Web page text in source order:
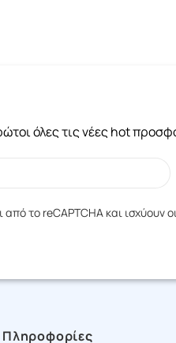
όλες τις νέες hot
το reCAPTCHA και ισχύουν
Πληροφορίες